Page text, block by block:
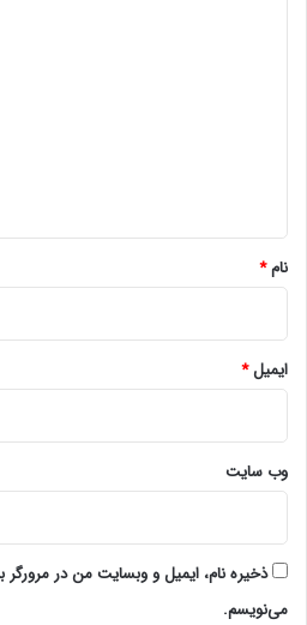
نام*
ایمیل*
وب‌ سایت
ذخیره نام، ایمیل و وبسایت من در مرورگر
می‌نویسم.